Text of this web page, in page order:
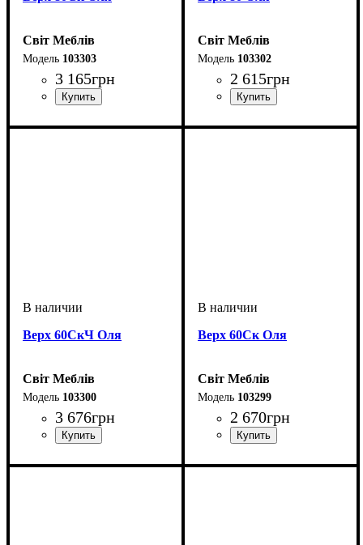
Світ Меблів
103303
3 165грн
Світ Меблів
103302
2 615грн
Верх 60СкЧ Оля
Світ Меблів
103300
3 676грн
Верх 60Ск Оля
Світ Меблів
103299
2 670грн